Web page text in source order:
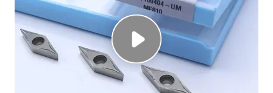
BIZIM
HAKKIMIZDA